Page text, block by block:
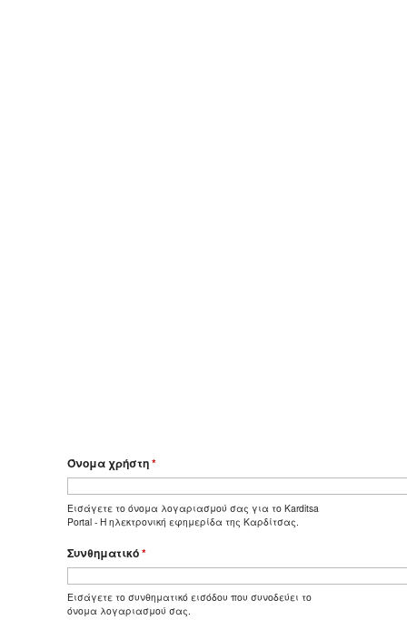
Όνομα χρήστη*
Εισάγετε το όνομα λογαριασμού σας για το Karditsa
Portal - Η ηλεκτρονική εφημερίδα της Καρδίτσας.
Συνθηματικό*
Εισάγετε το συνθηματικό εισόδου που συνοδεύει το
όνομα λογαριασμού σας.